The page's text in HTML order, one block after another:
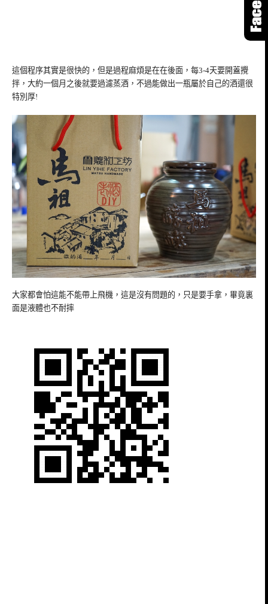
這個程序其實是很快的，但是過程麻煩是在在後面，每3-4天要開蓋攪
拌，大約一個月之後就要過濾蒸酒，不過能做出一瓶屬於自己的酒還很
特別厚!
大家都會怕這能不能帶上飛機，這是沒有問題的，只是要手拿，畢竟裏
面是液體也不耐摔